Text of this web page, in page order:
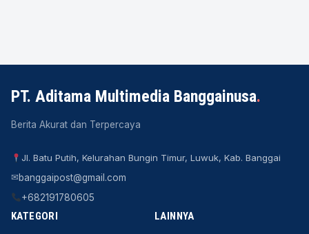
PT. Aditama Multimedia Banggainusa.
Berita Akurat dan Terpercaya
Jl. Batu Putih, Kelurahan Bungin Timur, Luwuk, Kab. Banggai
✉banggaipost@gmail.com
+682191780605
KATEGORI LAINNYA